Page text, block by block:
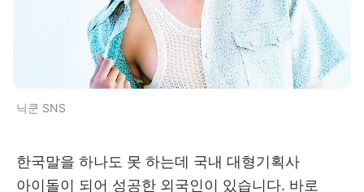
닉쿤 SNS
한국말을 하나도 못 하는데 국내 대형기획사
아이돌이 되어 성공한 외국인이 있습니다. 바로